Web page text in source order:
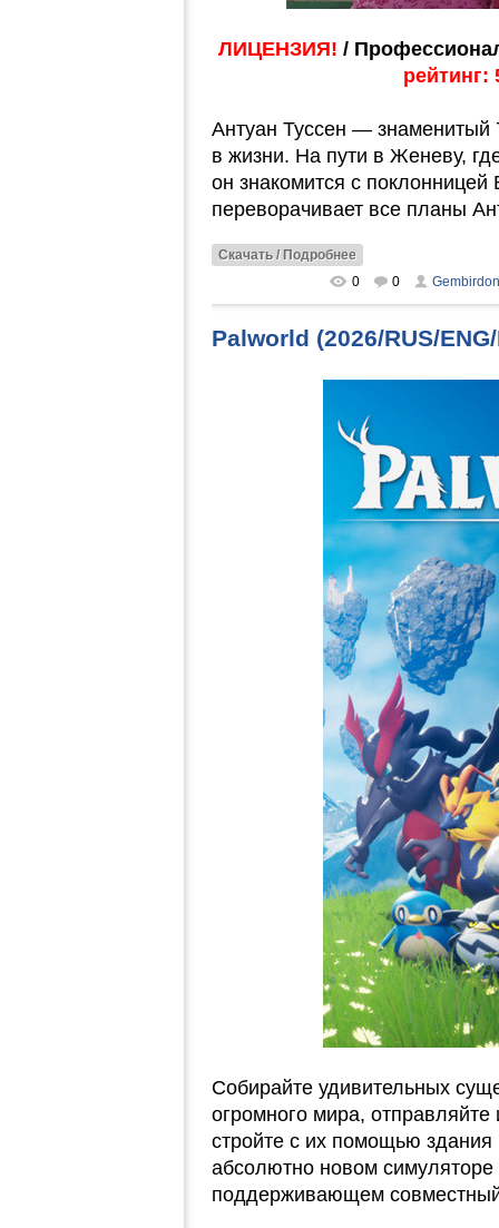
ЛИЦЕНЗИЯ! /
рейтинг:
Антуан Туссен — знаменитый
в жизни. На пути в Женеву,
он знакомится с
переворачивает все планы
Скачать / Подробнее
0
0 Gembirdon
Palworld (2026/RUS/
Собирайте удивительных
огромного мира,
стройте с их помощью
абсолютно новом
поддерживающем